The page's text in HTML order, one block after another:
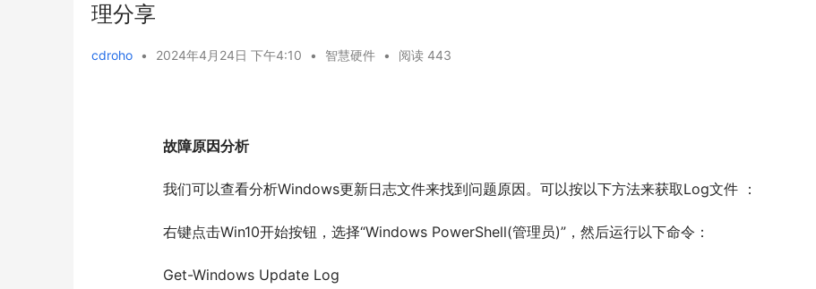
理分享
cdroho • 2024年4月24日 下午4:10 • 智慧硬件 • 阅读 443
故障原因分析
  	我们可以查看分析Windows更新日志文件来找到问题原因。可以按以下方法来获取Log文件 ：
  	右键点击Win10开始按钮，选择“Windows PowerShell(管理员)”，然后运行以下命令：
  	Get-Windows Update Log